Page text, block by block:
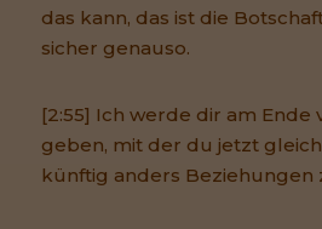
das kann, das ist die
sicher genauso.
[2:55] Ich werde dir am Ende
geben, mit der du jetzt
künftig anders